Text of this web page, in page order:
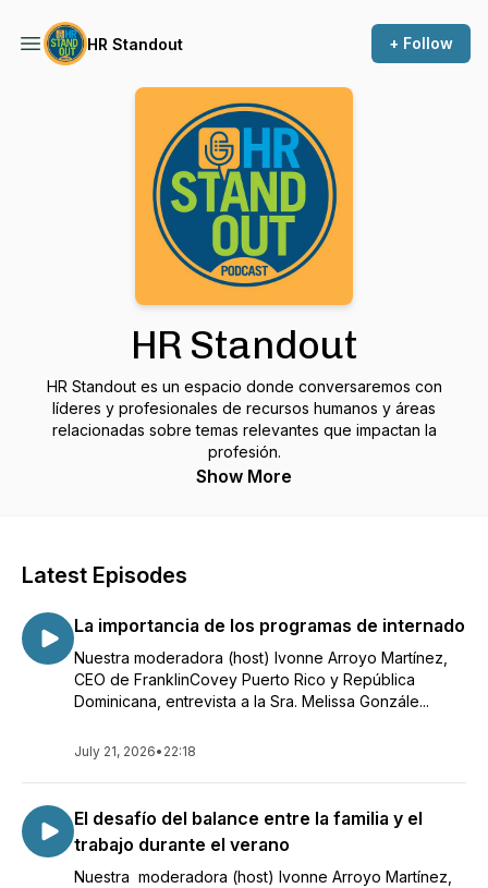
HR Standout + Follow
HR Standout
HR Standout es un espacio donde conversaremos con
líderes y profesionales de recursos humanos y áreas
relacionadas sobre temas relevantes que impactan la
profesión.
Show More
Latest Episodes
La importancia de los programas de internado
Nuestra moderadora (host) Ivonne Arroyo Martínez,
CEO de FranklinCovey Puerto Rico y República
Dominicana, entrevista a la Sra. Melissa Gonzále...
July 21, 2026• 22:18
El desafío del balance entre la familia y el
trabajo durante el verano
Nuestra moderadora (host) Ivonne Arroyo Martínez,